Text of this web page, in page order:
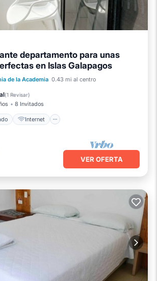
departamento para unas
en Islas Galapagos
de la Academia 0.43 mi al centro
(1 Revisar)
8 Invitados
Internet
Internet
niños
VER OFERTA